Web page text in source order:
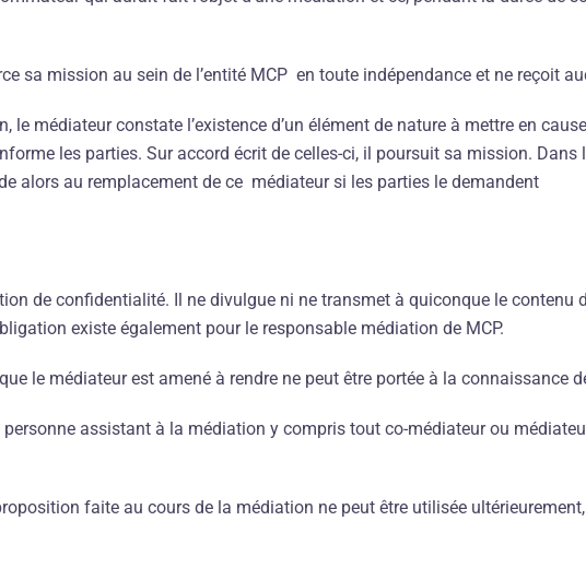
sa mission au sein de l’entité MCP en toute indépendance et ne reçoit
le médiateur constate l’existence d’un élément de nature à mettre en
les parties. Sur accord écrit de celles-ci, il poursuit sa mission.
alors au remplacement de ce médiateur si les parties le demandent
de confidentialité. Il ne divulgue ni ne transmet à quiconque le
existe également pour le responsable médiation de MCP.
le médiateur est amené à rendre ne peut être portée à la connaissance
assistant à la médiation y compris tout co-médiateur ou
faite au cours de la médiation ne peut être utilisée